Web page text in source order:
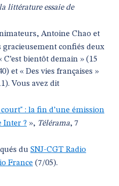
littérature essaie de
Antoine Chao et
confiés deux
bientôt demain » (15
et « Des vies françaises »
Vous avez dit
: la fin d’une émission
Inter ? », Télérama, 7
du SNJ-CGT Radio
France (7/05).